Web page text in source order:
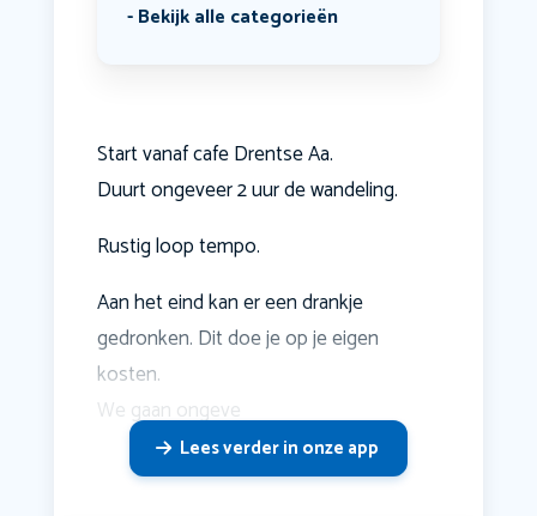
Bekijk alle categorieën
Start vanaf cafe Drentse Aa.
Duurt ongeveer 2 uur de wandeling.
Rustig loop tempo.
Aan het eind kan er een drankje
gedronken. Dit doe je op je eigen
kosten.
We gaan ongeve
Lees verder in onze app